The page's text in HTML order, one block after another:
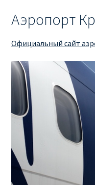
Аэропорт
Официальный сайт